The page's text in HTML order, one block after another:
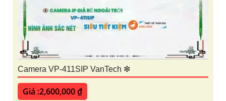
Camera VP-411SIP VanTech ❇
Giá :2,600,000 ₫